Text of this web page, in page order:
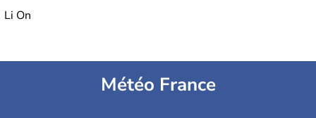
Li On
Météo France